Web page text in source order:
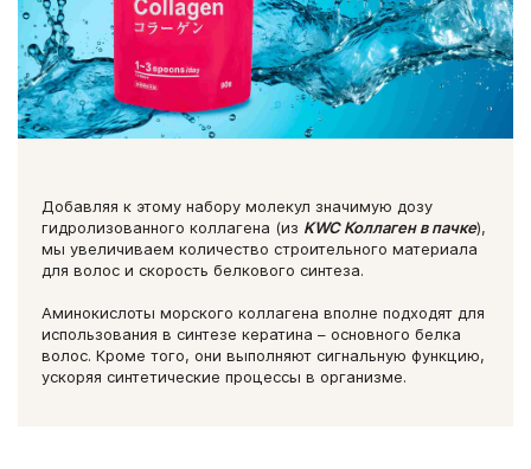
Добавляя к этому набору молекул значимую дозу
гидролизованного коллагена (из KWC Коллаген в пачке),
мы увеличиваем количество строительного материала
для волос и скорость белкового синтеза.
Аминокислоты морского коллагена вполне подходят для
использования в синтезе кератина – основного белка
волос. Кроме того, они выполняют сигнальную функцию,
ускоряя синтетические процессы в организме.